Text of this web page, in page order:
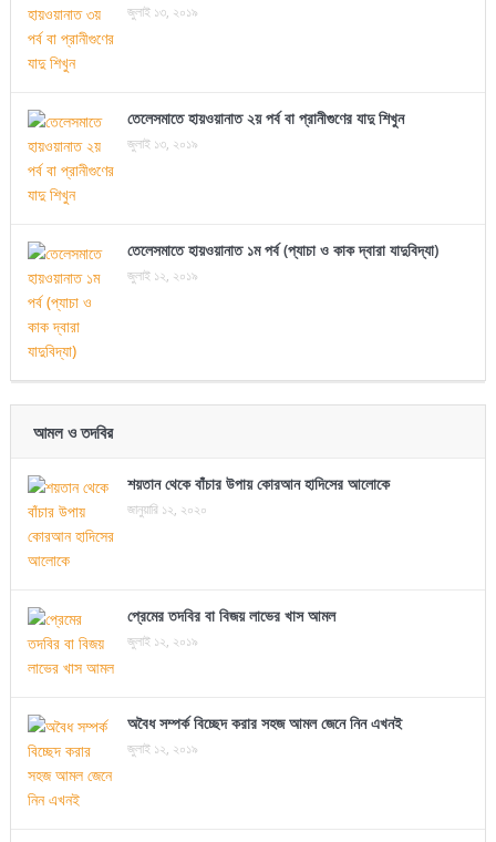
জুলাই ১৩, ২০১৯
তেলেসমাতে হায়ওয়ানাত ২য় পর্ব বা প্রানীগুণের যাদু শিখুন
জুলাই ১৩, ২০১৯
তেলেসমাতে হায়ওয়ানাত ১ম পর্ব (প্যাচা ও কাক দ্বারা যাদুবিদ্যা)
জুলাই ১২, ২০১৯
আমল ও তদবির
শয়তান থেকে বাঁচার উপায় কোরআন হাদিসের আলোকে
জানুয়ারি ১২, ২০২০
প্রেমের তদবির বা বিজয় লাভের খাস আমল
জুলাই ১২, ২০১৯
অবৈধ সম্পর্ক বিচ্ছেদ করার সহজ আমল জেনে নিন এখনই
জুলাই ১২, ২০১৯